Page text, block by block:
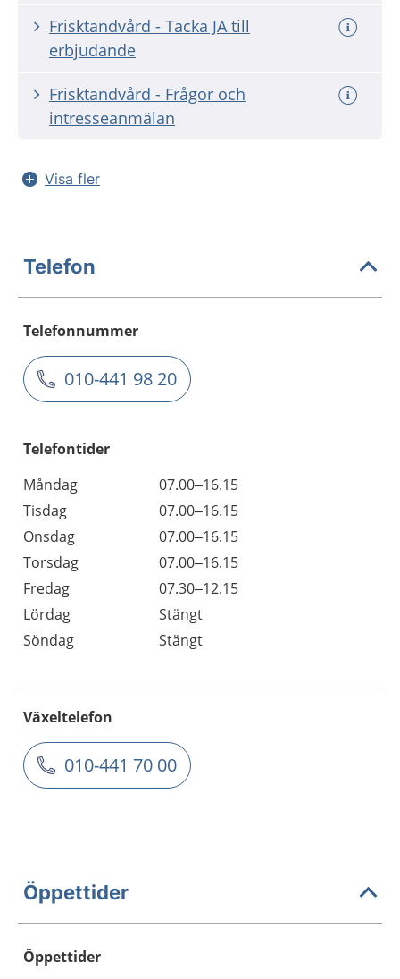
Frisktandvård - Tacka JA till
erbjudande
Frisktandvård - Frågor och
intresseanmälan
Visa fler
Telefon
Telefonnummer
010-441 98 20
Telefontider
Måndag
07.00–16.15
Tisdag
07.00–16.15
Onsdag
07.00–16.15
Torsdag
07.00–16.15
Fredag
07.30–12.15
Lördag
Stängt
Söndag
Stängt
Växeltelefon
010-441 70 00
Öppettider
Öppettider